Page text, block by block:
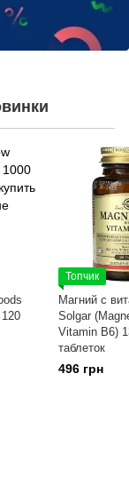
Топчик
Магний с
Solgar
Vitamin B6)
таблеток
496 грн